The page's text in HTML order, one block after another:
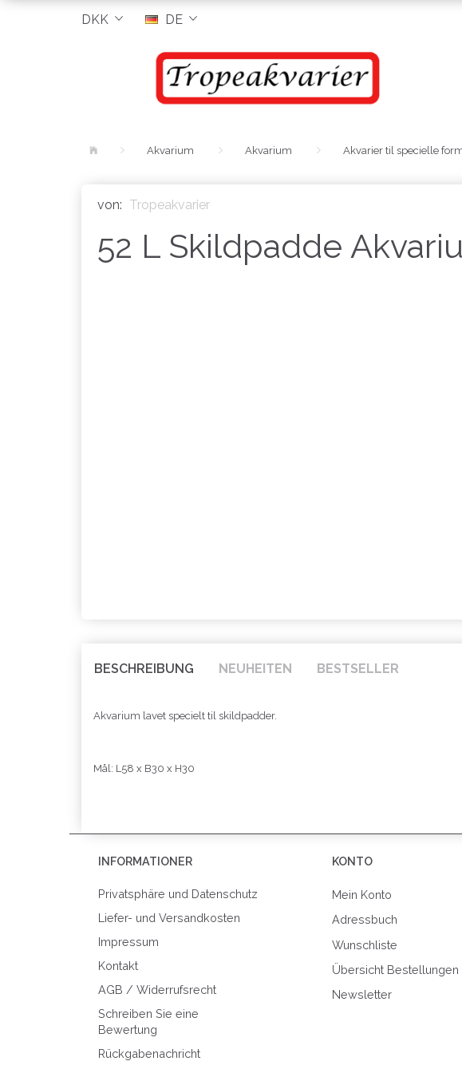
DKK DE
Akvarium Akvarium Akvarier til specielle
von: Tropeakvarier
52 L Skildpadde
BESCHREIBUNG NEUHEITEN BESTSELLER
Akvarium lavet specielt til skildpadder.
Mål: L58 x B30 x H30
INFORMATIONER
Privatsphäre und Datenschutz
Liefer- und Versandkosten
Impressum
Kontakt
AGB / Widerrufsrecht
Schreiben Sie eine
Bewertung
Rückgabenachricht
KONTO
Mein Konto
Adressbuch
Wunschliste
Übersicht Bestellungen
Newsletter